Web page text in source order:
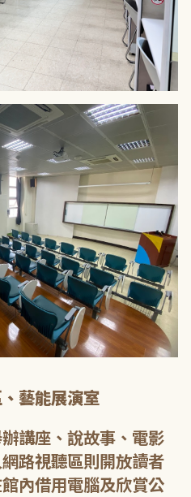
藝能展演室
講座、說故事、電影
路視聽區則開放讀者
內借用電腦及欣賞公